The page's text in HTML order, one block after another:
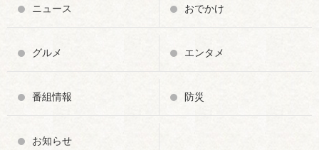
ニュース おでかけ
グルメ エンタメ
番組情報 防災
お知らせ